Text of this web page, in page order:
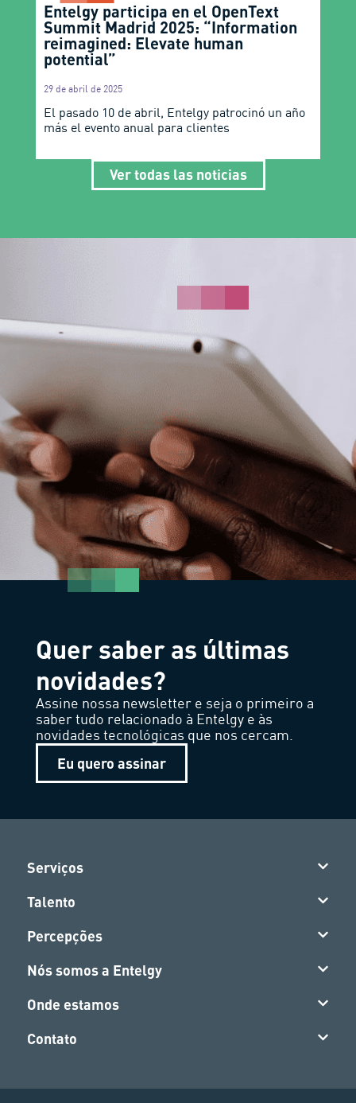
Entelgy participa en el OpenText
Summit Madrid 2025: “Information
reimagined: Elevate human
potential”
29 de abril de 2025
El pasado 10 de abril, Entelgy patrocinó un año
más el evento anual para clientes
Ver todas las noticias
Quer saber as últimas
novidades?
Assine nossa newsletter e seja o primeiro a
saber tudo relacionado à Entelgy e às
novidades tecnológicas que nos cercam.
Eu quero assinar
Serviços
Talento
Percepções
Nós somos a Entelgy
Onde estamos
Contato